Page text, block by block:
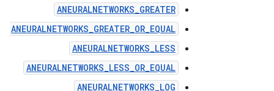
ANEURALNETWORKS_GREATER
ANEURALNETWORKS_GREATER_OR_EQUAL
ANEURALNETWORKS_LESS
ANEURALNETWORKS_LESS_OR_EQUAL
ANEURALNETWORKS_LOG